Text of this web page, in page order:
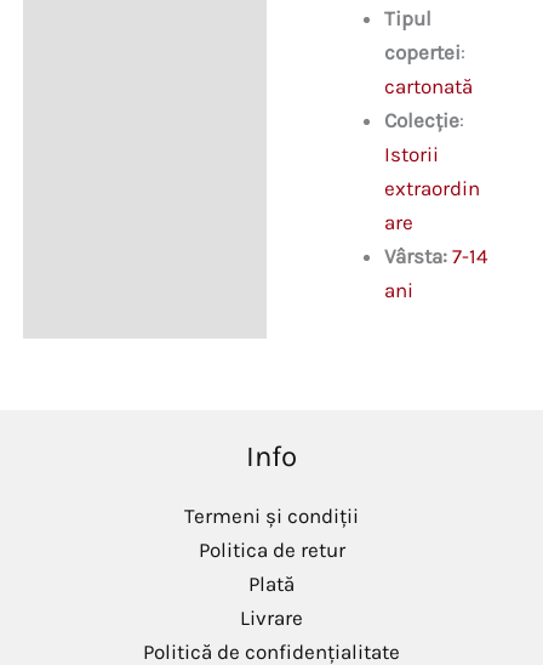
Tipul
copertei:
cartonată
Colecție:
Istorii
extraordin
are
Vârsta: 7-14
ani
Info
Termeni și condiții
Politica de retur
Plată
Livrare
Politică de confidențialitate